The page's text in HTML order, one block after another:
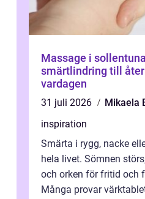
Massage i sollentuna från
smärtlindring till
vardagen
31 juli 2026
Mikaela
inspiration
Smärta i rygg, nacke
hela livet. Sömnen
och orken för fritid och
Många provar